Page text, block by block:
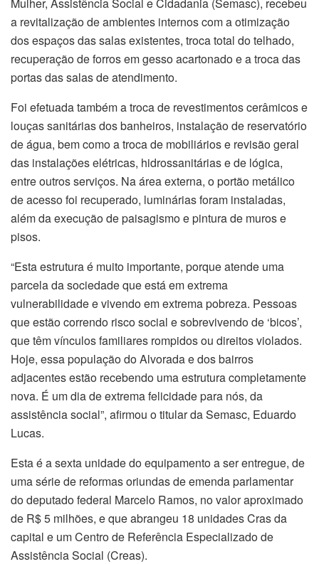
a revitalização de ambientes internos com a otimização
dos espaços das salas existentes, troca total do telhado,
recuperação de forros em gesso acartonado e a troca das
portas das salas de atendimento.
Foi efetuada também a troca de revestimentos cerâmicos e
louças sanitárias dos banheiros, instalação de reservatório
de água, bem como a troca de mobiliários e revisão geral
das instalações elétricas, hidrossanitárias e de lógica,
entre outros serviços. Na área externa, o portão metálico
de acesso foi recuperado, luminárias foram instaladas,
além da execução de paisagismo e pintura de muros e
pisos.
“Esta estrutura é muito importante, porque atende uma
parcela da sociedade que está em extrema
vulnerabilidade e vivendo em extrema pobreza. Pessoas
que estão correndo risco social e sobrevivendo de ‘bicos’,
que têm vínculos familiares rompidos ou direitos violados.
Hoje, essa população do Alvorada e dos bairros
adjacentes estão recebendo uma estrutura completamente
nova. É um dia de extrema felicidade para nós, da
assistência social”, afirmou o titular da Semasc, Eduardo
Lucas.
Esta é a sexta unidade do equipamento a ser entregue, de
uma série de reformas oriundas de emenda parlamentar
do deputado federal Marcelo Ramos, no valor aproximado
de R$ 5 milhões, e que abrangeu 18 unidades Cras da
capital e um Centro de Referência Especializado de
Assistência Social (Creas).